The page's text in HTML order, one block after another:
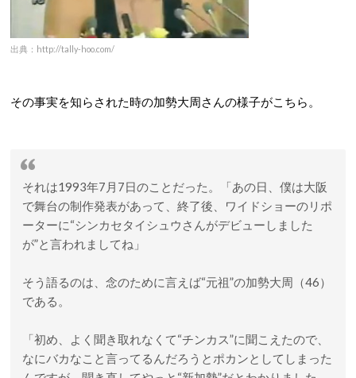
出典：http://tally-hoo.com/
その事実を知らされた時の加勢大周さんの様子がこちら。
それは1993年7月7日のことだった。「あの日、僕は大阪
で舞台の制作発表があって、終了後、ワイドショーのリポ
ーターに“シンカセタイシュウさんがデビューしました
が”と言われましてね」
そう語るのは、念のために言えば“元祖”の加勢大周（46）
である。
「初め、よく聞き取れなくて“チンカス”に聞こえたので、
なにバカなこと言ってるんだろうとポカンとしてしまった